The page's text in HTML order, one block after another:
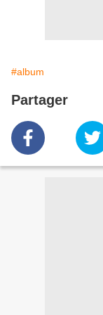
#album
Partager